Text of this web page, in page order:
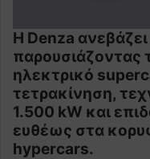
Η Denza
παρουσιάζοντας
ηλεκτρικό
τετρακίνηση,
1.500 kW και
ευθέως στα
hypercars.